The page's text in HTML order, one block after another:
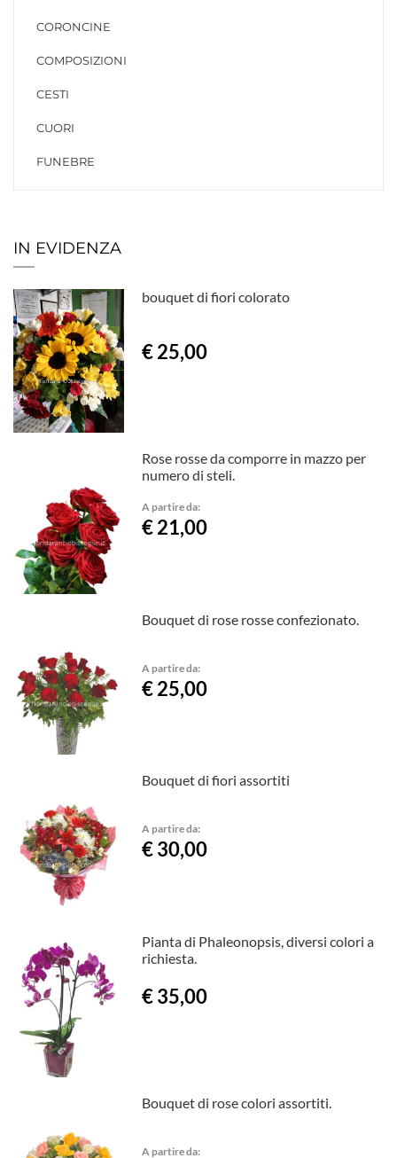
CORONCINE
COMPOSIZIONI
CESTI
CUORI
FUNEBRE
IN EVIDENZA
bouquet di fiori colorato
€ 25,00
Rose rosse da comporre in mazzo per
numero di steli.
A partire da:
€ 21,00
Bouquet di rose rosse confezionato.
A partire da:
€ 25,00
Bouquet di fiori assortiti
A partire da:
€ 30,00
Pianta di Phaleonopsis, diversi colori a
richiesta.
€ 35,00
Bouquet di rose colori assortiti.
A partire da: